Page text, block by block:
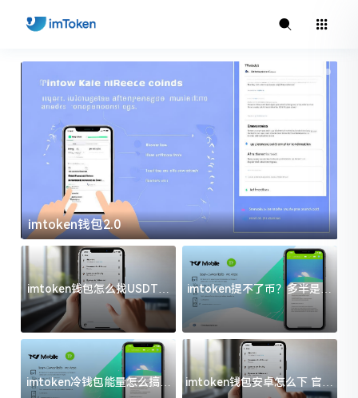
imtoken钱包2.0
imtoken钱包怎么找USDT地
址？三步搞定不踩坑
imtoken提不了币？多半是这
几件事没处理好
imtoken冷钱包能量怎么搞？
imtoken钱包安卓怎么下 官方